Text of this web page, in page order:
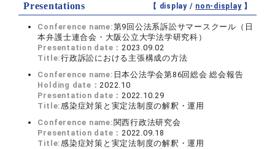
Presentations 【 display / non-display】
Conference name:第9回公法系訴訟サマースクール（日
本弁護士連合会・大阪公立大学法学研究科）
Presentation date：2023.09.02
Title:行政訴訟における主張構成の方法
Conference name: 日本公法学会第86回総会 総会報告
Holding date：2022.10
Presentation date：2022.10.29
Title:感染症対策と実定法制度の解釈・運用
Conference name: 関西行政法研究会
Presentation date：2022.09.18
Title:感染症対策と実定法制度の解釈・運用